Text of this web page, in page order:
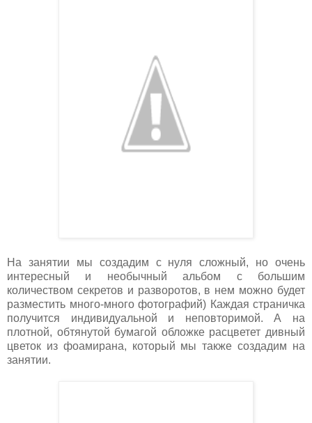
На занятии мы создадим с нуля сложный, но очень
интересный и необычный альбом с большим
количеством секретов и разворотов, в нем можно будет
разместить много-много фотографий) Каждая страничка
получится индивидуальной и неповторимой. А на
плотной, обтянутой бумагой обложке расцветет дивный
цветок из фоамирана, который мы также создадим на
занятии.